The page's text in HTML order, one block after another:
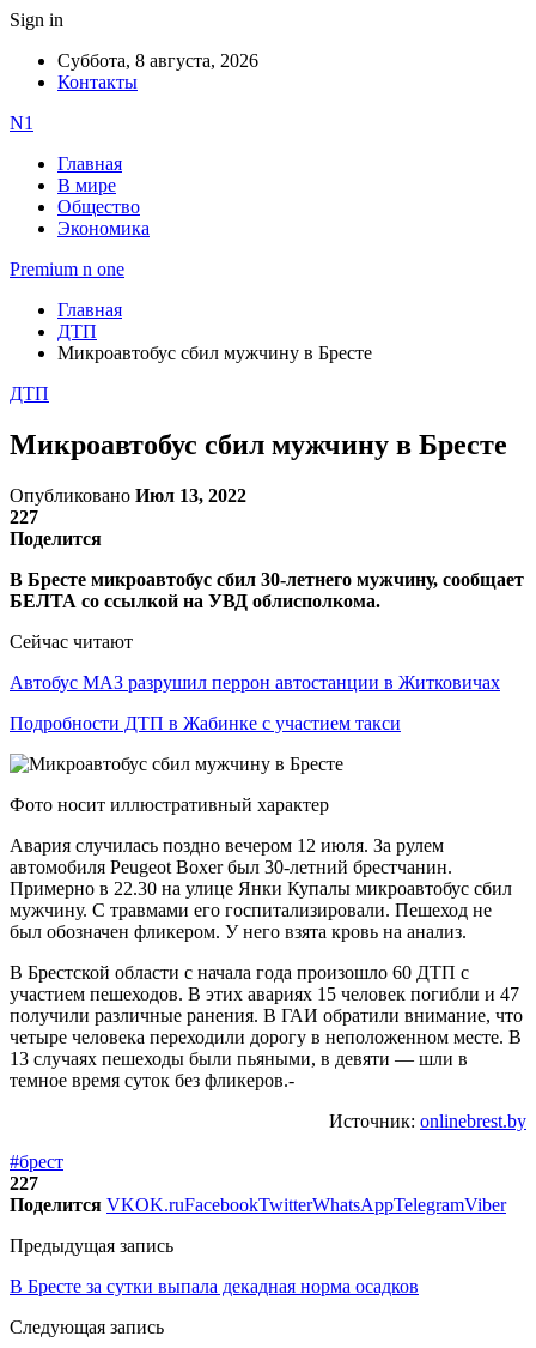
Sign in
Суббота, 8 августа, 2026
Контакты
N1
Главная
В мире
Общество
Экономика
Premium n one
Главная
ДТП
Микроавтобус сбил мужчину в Бресте
ДТП
Микроавтобус сбил мужчину в Бресте
Опубликовано Июл 13, 2022
227
Поделится
В Бресте микроавтобус сбил 30-летнего мужчину, сообщает
БЕЛТА со ссылкой на УВД облисполкома.
Сейчас читают
Автобус МАЗ разрушил перрон автостанции в Житковичах
Подробности ДТП в Жабинке с участием такси
Фото носит иллюстративный характер
Авария случилась поздно вечером 12 июля. За рулем
автомобиля Peugeot Boxer был 30-летний брестчанин.
Примерно в 22.30 на улице Янки Купалы микроавтобус сбил
мужчину. С травмами его госпитализировали. Пешеход не
был обозначен фликером. У него взята кровь на анализ.
В Брестской области с начала года произошло 60 ДТП с
участием пешеходов. В этих авариях 15 человек погибли и 47
получили различные ранения. В ГАИ обратили внимание, что
четыре человека переходили дорогу в неположенном месте. В
13 случаях пешеходы были пьяными, в девяти — шли в
темное время суток без фликеров.-
Источник: onlinebrest.by
#брест
227
Поделится VKOK.ruFacebookTwitterWhatsAppTelegramViber
Предыдущая запись
В Бресте за сутки выпала декадная норма осадков
Следующая запись